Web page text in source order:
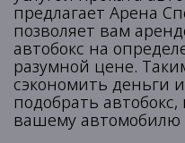
предлагает Арена
позволяет вам
автобокс на
разумной цене.
сэкономить деньги
подобрать
вашему